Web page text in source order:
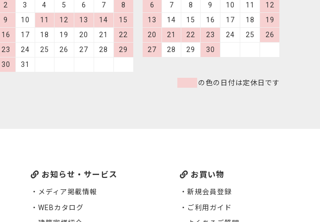
2
3 4 5 6 7
8
9
10 11 12 13 14
15
16
17 18 19 20 21
22
23
24 25 26 27 28
29
30
31
6
7 8 9 10 11
12
13
14 15 16 17 18
19
20
21 22 23 24 25
26
27
28 29 30
の色の日付は定休日です
お知らせ・サービス
メディア掲載情報
WEBカタログ
お買い物
新規会員登録
ご利用ガイド